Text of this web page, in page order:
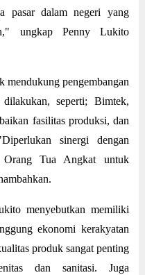
pasar dalam negeri yang
ungkap Penny Lukito
mendukung pengembangan
seperti; Bimtek,
fasilitas produksi, dan
sinergi dengan
Orang Tua Angkat untuk
menyebutkan memiliki
ekonomi kerakyatan
produk sangat penting
dan sanitasi. Juga